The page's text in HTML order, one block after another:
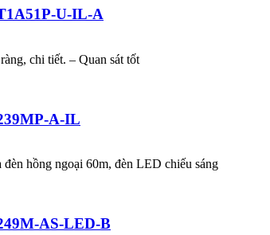
U-IL-A
chi tiết. – Quan sát tốt
A-IL
hồng ngoại 60m, đèn LED chiếu sáng
AS-LED-B